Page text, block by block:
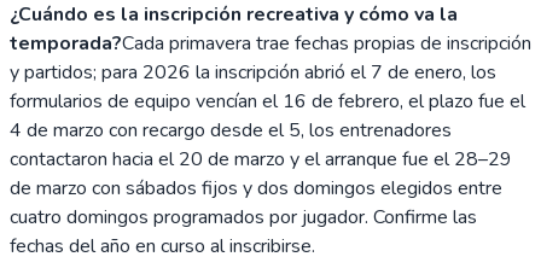
¿Cuándo es la inscripción recreativa y cómo va la
temporada?Cada primavera trae fechas propias de inscripción
y partidos; para 2026 la inscripción abrió el 7 de enero, los
formularios de equipo vencían el 16 de febrero, el plazo fue el
4 de marzo con recargo desde el 5, los entrenadores
contactaron hacia el 20 de marzo y el arranque fue el 28–29
de marzo con sábados fijos y dos domingos elegidos entre
cuatro domingos programados por jugador. Confirme las
fechas del año en curso al inscribirse.